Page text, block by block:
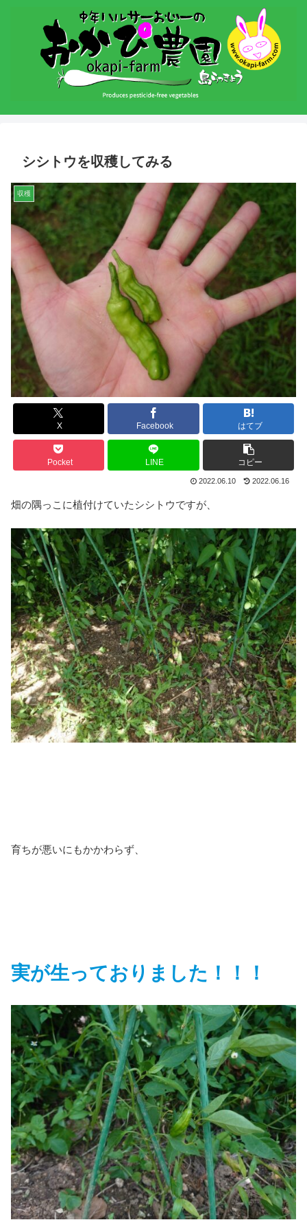
シシトウを収穫してみる
収穫
X Facebook はてブ
Pocket LINE コピー
2022.06.10 2022.06.16
畑の隅っこに植付けていたシシトウですが、
育ちが悪いにもかかわらず、
実が生っておりました！！！